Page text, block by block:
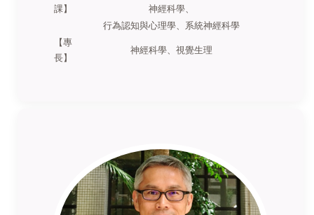
課】
神經科學、
行為認知與心理學、系統神經科學
【專
長】
神經科學、視覺生理